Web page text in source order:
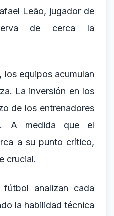
Leão, jugador de
de cerca la
los equipos acumulan
La inversión en los
de los entrenadores
A medida que el
a su punto crítico,
crucial.
analizan cada
la habilidad técnica